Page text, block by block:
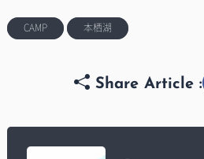
CAMP 本栖湖
Share Article :